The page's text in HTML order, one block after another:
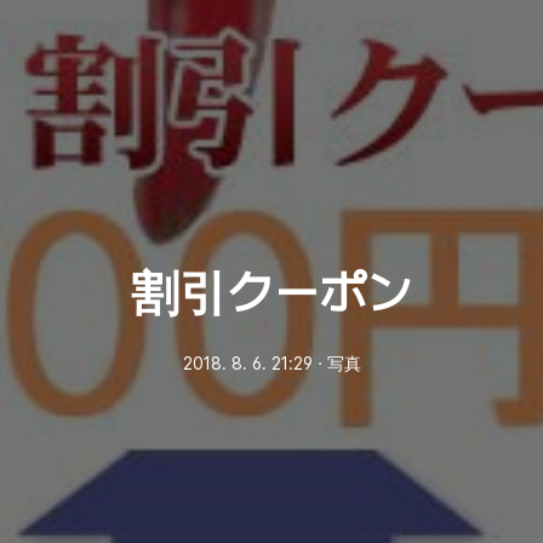
割引クーポン
2018. 8. 6. 21:29 ㆍ 写真